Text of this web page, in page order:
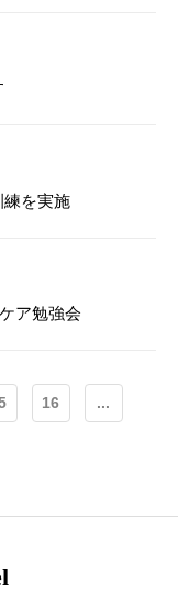
練を実施
ア勉強会
16 ...